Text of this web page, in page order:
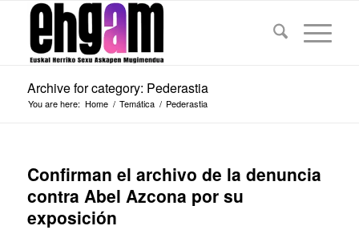
Archive for category: Pederastia
You are here: Home / Temática / Pederastia
Confirman el archivo de la denuncia
contra Abel Azcona por su
exposición